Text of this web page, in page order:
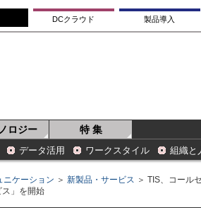
DCクラウド 製品導入
ロジー 特 集
データ活用 ワークスタイル 組織と
ニケーション ＞ 新製品・サービス ＞ TIS、コール
」を開始